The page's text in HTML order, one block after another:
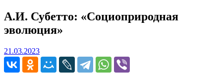
А.И. Субетто: «Социоприродная
эволюция»
21.03.202321.03.2023